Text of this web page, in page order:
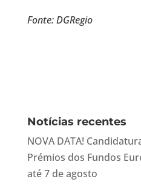
Fonte: DGRegio
Notícias recentes
NOVA DATA!
Prémios dos Fundos
até 7 de agosto